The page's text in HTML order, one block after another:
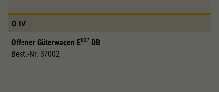
0 IV
Offener Güterwagen E037 DB
Best.-Nr. 37002